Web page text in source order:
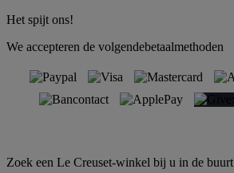
Het spijt ons!
We accepteren de volgendebetaalmethoden
Zoek een Le Creuset-winkel bij u in de buurt